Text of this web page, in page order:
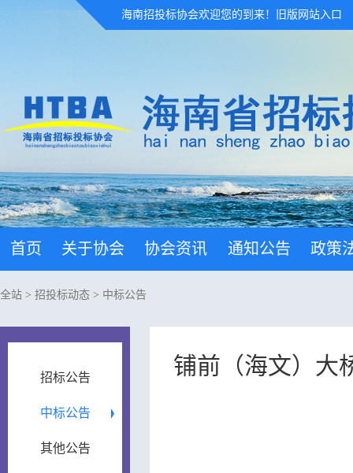
海南招投标协会欢迎您的到来！ 旧版网站入口
首页 关于协会 协会资讯 通知公告 政策
全站 > 招投标动态 > 中标公告
招标公告
中标公告
其他公告
铺前（海文）大